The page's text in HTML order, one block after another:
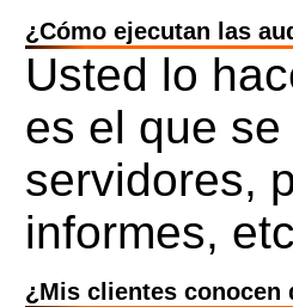
¿Cómo ejecutan las
Usted lo
es el que
servidores,
informes,
¿Mis clientes conocen